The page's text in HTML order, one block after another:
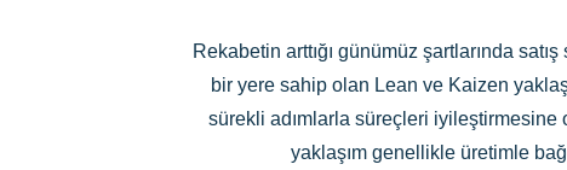
Rekabetin arttığı günümüz şartlarında
bir yere sahip olan Lean ve Kaizen
sürekli adımlarla süreçleri iyileştirmesine
yaklaşım genellikle üretimle